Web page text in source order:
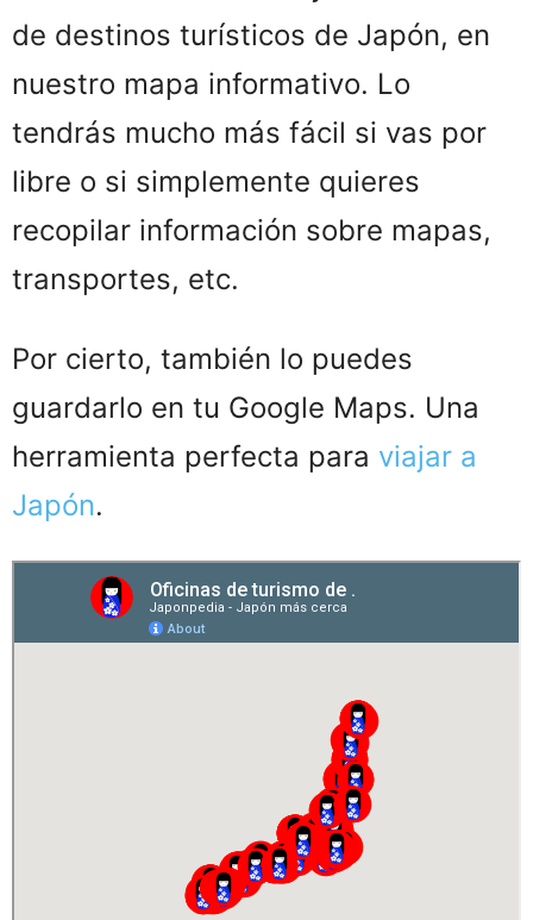
de destinos turísticos de Japón, en
nuestro mapa informativo. Lo
tendrás mucho más fácil si vas por
libre o si simplemente quieres
recopilar información sobre mapas,
transportes, etc.
Por cierto, también lo puedes
guardarlo en tu Google Maps. Una
herramienta perfecta para viajar a
Japón.